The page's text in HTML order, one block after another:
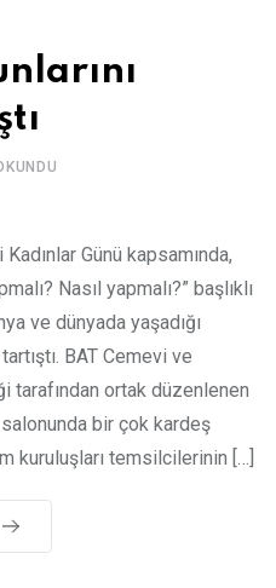
Günü kapsamında,
Nasıl yapmalı?” başlıklı
ve dünyada yaşadığı
BAT Cemevi ve
tarafından ortak düzenlenen
bir çok kardeş
kuruluşları temsilcilerinin […]